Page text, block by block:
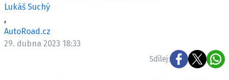
Lukáš Suchý
,
AutoRoad.cz
29. dubna 2023 18:33
Sdílej: